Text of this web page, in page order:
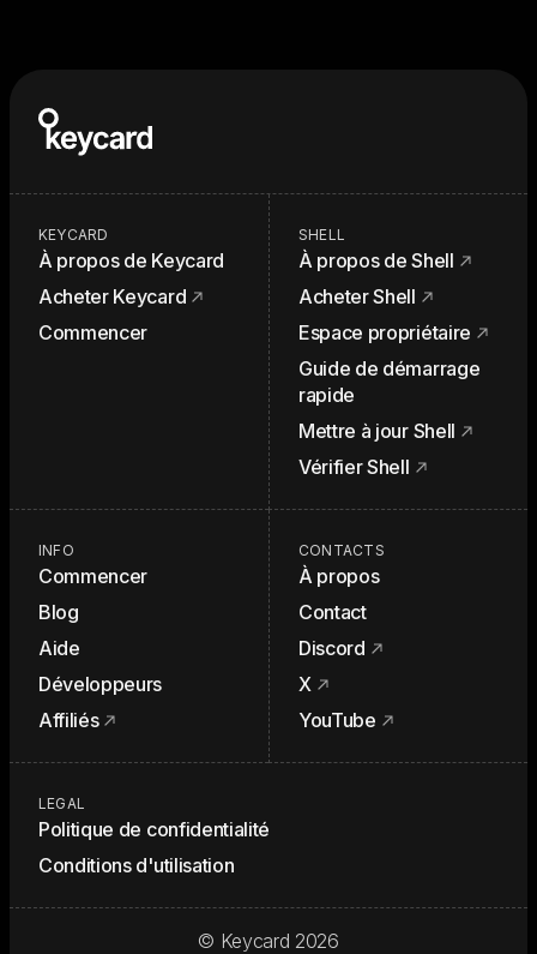
KEYCARD
À propos de Keycard
Acheter Keycard
Commencer
SHELL
À propos de Shell
Acheter Shell
Espace propriétaire
Guide de démarrage
rapide
Mettre à jour Shell
Vérifier Shell
INFO
Commencer
Blog
Aide
Développeurs
Affiliés
CONTACTS
À propos
Contact
Discord
X
YouTube
LEGAL
Politique de confidentialité
Conditions d'utilisation
© Keycard 2026